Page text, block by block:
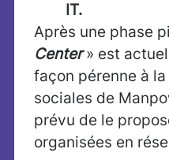
IT.
Après une phase
Center» est
façon pérenne à
sociales de
prévu de le
organisées en